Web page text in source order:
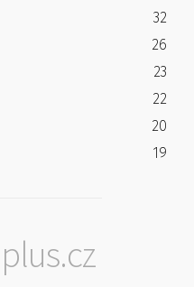
32
26
23
22
20
19
plus.cz